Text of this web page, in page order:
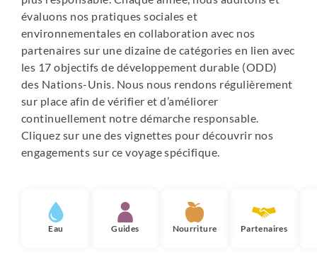
évaluons nos pratiques sociales et
environnementales en collaboration avec nos
partenaires sur une dizaine de catégories en lien avec
les 17 objectifs de développement durable (ODD)
des Nations-Unis. Nous nous rendons régulièrement
sur place afin de vérifier et d’améliorer
continuellement notre démarche responsable.
Cliquez sur une des vignettes pour découvrir nos
engagements sur ce voyage spécifique.
Eau Guides Nourriture Partenaires